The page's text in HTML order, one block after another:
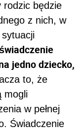
rodzic będzie
z nich, w
jedno dziecko,
to, że
mogli
w pełnej
Świadczenie